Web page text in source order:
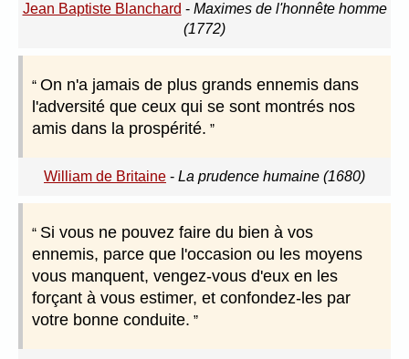
Jean Baptiste Blanchard - Maximes de l'honnête homme
(1772)
On n'a jamais de plus grands ennemis dans
l'adversité que ceux qui se sont montrés nos
amis dans la prospérité.
William de Britaine - La prudence humaine (1680)
Si vous ne pouvez faire du bien à vos
ennemis, parce que l'occasion ou les moyens
vous manquent, vengez-vous d'eux en les
forçant à vous estimer, et confondez-les par
votre bonne conduite.